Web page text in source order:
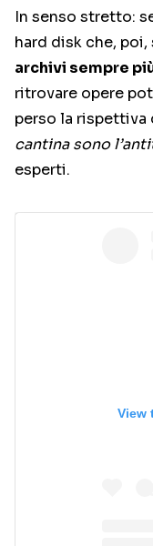
In senso stretto:
hard disk che,
archivi sempre
ritrovare opere
perso la rispettiva
cantina sono
esperti.
View